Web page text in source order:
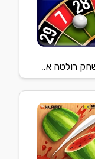
רולטה א..